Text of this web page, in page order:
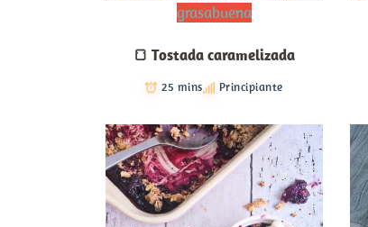
grasabuena
🍞 Tostada caramelizada
25 mins Principiante